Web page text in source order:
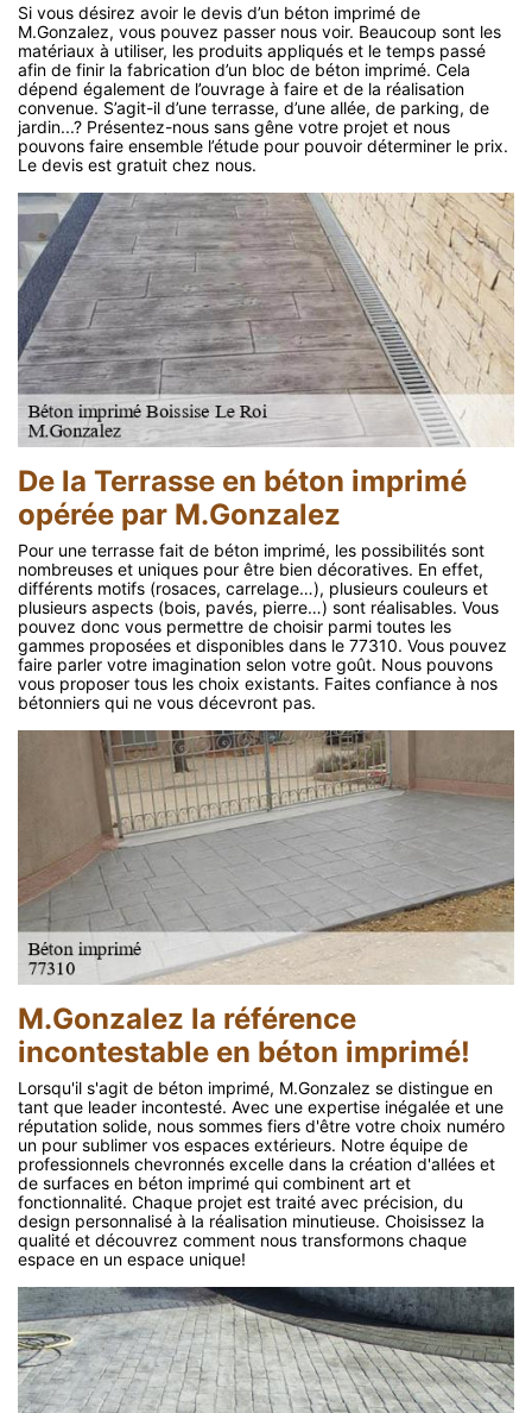
Si vous désirez avoir le devis d’un béton imprimé de
M.Gonzalez, vous pouvez passer nous voir. Beaucoup sont les
matériaux à utiliser, les produits appliqués et le temps passé
afin de finir la fabrication d’un bloc de béton imprimé. Cela
dépend également de l’ouvrage à faire et de la réalisation
convenue. S’agit-il d’une terrasse, d’une allée, de parking, de
jardin...? Présentez-nous sans gêne votre projet et nous
pouvons faire ensemble l’étude pour pouvoir déterminer le prix.
Le devis est gratuit chez nous.
De la Terrasse en béton imprimé
opérée par M.Gonzalez
Pour une terrasse fait de béton imprimé, les possibilités sont
nombreuses et uniques pour être bien décoratives. En effet,
différents motifs (rosaces, carrelage…), plusieurs couleurs et
plusieurs aspects (bois, pavés, pierre…) sont réalisables. Vous
pouvez donc vous permettre de choisir parmi toutes les
gammes proposées et disponibles dans le 77310. Vous pouvez
faire parler votre imagination selon votre goût. Nous pouvons
vous proposer tous les choix existants. Faites confiance à nos
bétonniers qui ne vous décevront pas.
M.Gonzalez la référence
incontestable en béton imprimé!
Lorsqu'il s'agit de béton imprimé, M.Gonzalez se distingue en
tant que leader incontesté. Avec une expertise inégalée et une
réputation solide, nous sommes fiers d'être votre choix numéro
un pour sublimer vos espaces extérieurs. Notre équipe de
professionnels chevronnés excelle dans la création d'allées et
de surfaces en béton imprimé qui combinent art et
fonctionnalité. Chaque projet est traité avec précision, du
design personnalisé à la réalisation minutieuse. Choisissez la
qualité et découvrez comment nous transformons chaque
espace en un espace unique!